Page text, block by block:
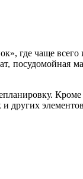
где чаще
других